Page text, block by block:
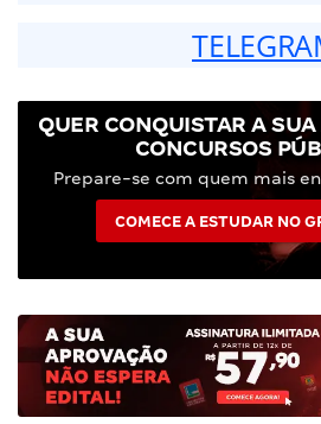
QUER CONQUISTAR A
CONCURSOS
Prepare-se com quem mais
COMECE A ESTUDAR NO